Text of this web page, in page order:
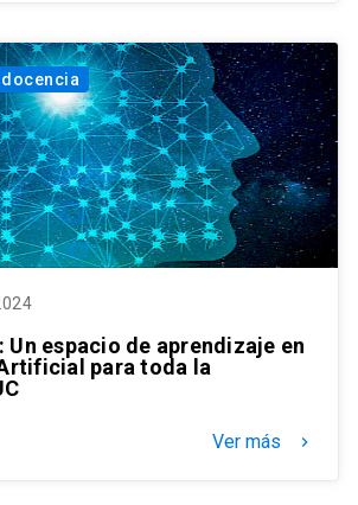
docencia
Un espacio de aprendizaje en
para toda la
Ver más keyboard_arrow_right